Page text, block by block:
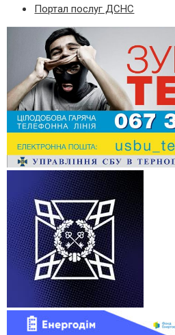
Портал послуг ДСНС